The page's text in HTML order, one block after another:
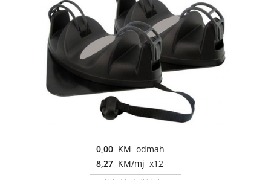
0,00 KM odmah
8,27 KM/mj x12